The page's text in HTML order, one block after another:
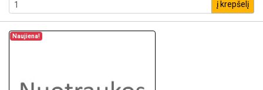
į krepšelį
Naujiena!